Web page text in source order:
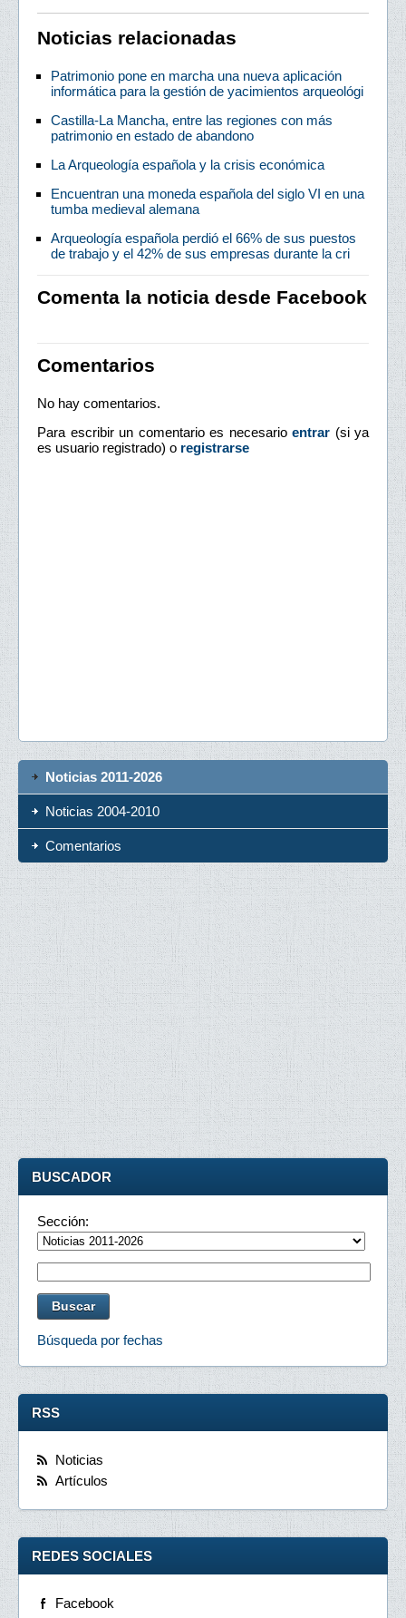
Noticias relacionadas
Patrimonio pone en marcha una nueva aplicación
informática para la gestión de yacimientos arqueológi
Castilla-La Mancha, entre las regiones con más
patrimonio en estado de abandono
La Arqueología española y la crisis económica
Encuentran una moneda española del siglo VI en una
tumba medieval alemana
Arqueología española perdió el 66% de sus puestos
de trabajo y el 42% de sus empresas durante la cri
Comenta la noticia desde Facebook
Comentarios
No hay comentarios.
Para escribir un comentario es necesario entrar (si ya
es usuario registrado) o registrarse
Noticias 2011-2026
Noticias 2004-2010
Comentarios
BUSCADOR
Sección:
Búsqueda por fechas
RSS
Noticias
Artículos
REDES SOCIALES
Facebook